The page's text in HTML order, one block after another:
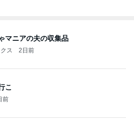
マニアの夫の収集品
ス 2日前
こ
前